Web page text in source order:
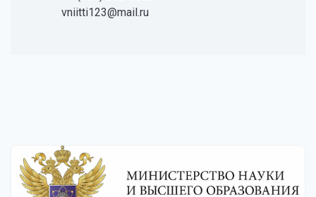
vniitti123@mail.ru